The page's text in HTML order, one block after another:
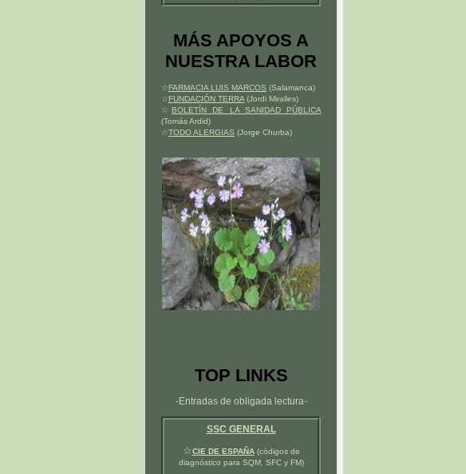
MÁS APOYOS A
NUESTRA LABOR
☆FARMACIA LUIS MARCOS (Salamanca)
☆FUNDACIÓN TERRA (Jordi Miralles)
☆ BOLETÍN DE LA SANIDAD PÚBLICA
(Tomás Ardid)
☆TODO ALERGIAS (Jorge Churba)
TOP LINKS
-Entradas de obligada lectura-
SSC GENERAL
☆CIE DE ESPAÑA(códigos de
diagnóstico para SQM, SFC y FM)